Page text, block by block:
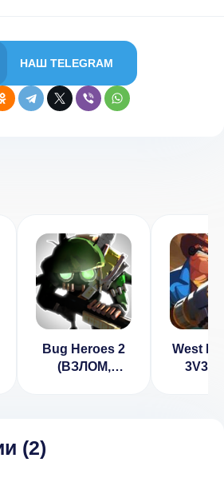
НАШ TELEGRAM
Bug Heroes 2
(ВЗЛОМ,
West
3V3
(2)